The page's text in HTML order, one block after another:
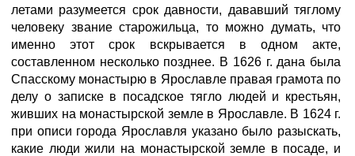
летами разумеется срок давности, дававший тяглому
человеку звание старожильца, то можно думать, что
именно этот срок вскрывается в одном акте,
составленном несколько позднее. В 1626 г. дана была
Спасскому монастырю в Ярославле правая грамота по
делу о записке в посадское тягло людей и крестьян,
живших на монастырской земле в Ярославле. В 1624 г.
при описи города Ярославля указано было разыскать,
какие люди жили на монастырской земле в посаде, и